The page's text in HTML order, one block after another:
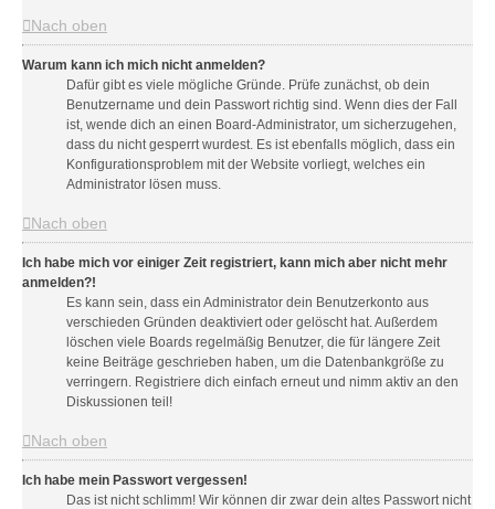
Nach oben
Warum kann ich mich nicht anmelden?
Dafür gibt es viele mögliche Gründe. Prüfe zunächst, ob dein
Benutzername und dein Passwort richtig sind. Wenn dies der Fall
ist, wende dich an einen Board-Administrator, um sicherzugehen,
dass du nicht gesperrt wurdest. Es ist ebenfalls möglich, dass ein
Konfigurationsproblem mit der Website vorliegt, welches ein
Administrator lösen muss.
Nach oben
Ich habe mich vor einiger Zeit registriert, kann mich aber nicht mehr
anmelden?!
Es kann sein, dass ein Administrator dein Benutzerkonto aus
verschieden Gründen deaktiviert oder gelöscht hat. Außerdem
löschen viele Boards regelmäßig Benutzer, die für längere Zeit
keine Beiträge geschrieben haben, um die Datenbankgröße zu
verringern. Registriere dich einfach erneut und nimm aktiv an den
Diskussionen teil!
Nach oben
Ich habe mein Passwort vergessen!
Das ist nicht schlimm! Wir können dir zwar dein altes Passwort nicht